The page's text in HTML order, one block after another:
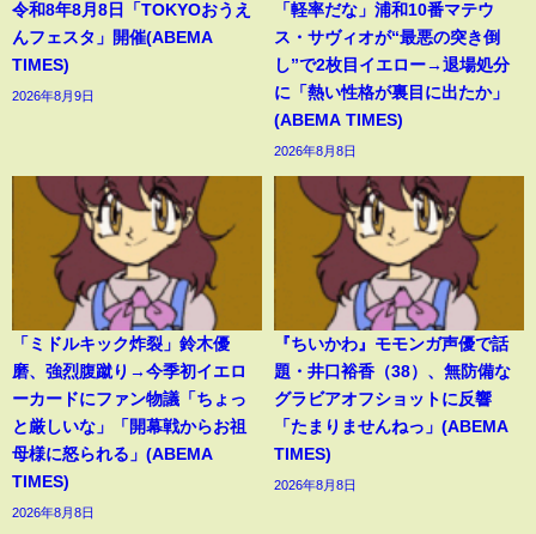
令和8年8月8日「TOKYOおうえ
んフェスタ」開催(ABEMA
TIMES)
2026年8月9日
「軽率だな」浦和10番マテウ
ス・サヴィオが“最悪の突き倒
し”で2枚目イエロー→退場処分
に「熱い性格が裏目に出たか」
(ABEMA TIMES)
2026年8月8日
「ミドルキック炸裂」鈴木優
磨、強烈腹蹴り→今季初イエロ
ーカードにファン物議「ちょっ
と厳しいな」「開幕戦からお祖
母様に怒られる」(ABEMA
TIMES)
2026年8月8日
『ちいかわ』モモンガ声優で話
題・井口裕香（38）、無防備な
グラビアオフショットに反響
「たまりませんねっ」(ABEMA
TIMES)
2026年8月8日